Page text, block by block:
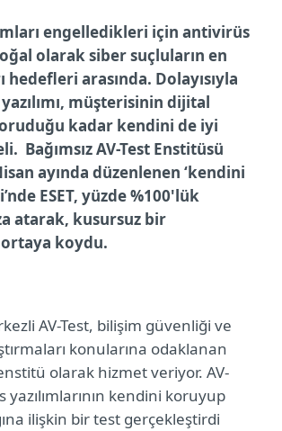
engelledikleri için antivirüs
olarak siber suçluların en
hedefleri arasında. Dolayısıyla
müşterisinin dijital
kadar kendini de iyi
Bağımsız AV-Test Enstitüsü
ayında düzenlenen ‘kendini
ESET, yüzde %100'lük
atarak, kusursuz bir
koydu.
AV-Test, bilişim güvenliği ve
konularına odaklanan
olarak hizmet veriyor. AV-
yazılımlarının kendini koruyup
ilişkin bir test gerçekleştirdi